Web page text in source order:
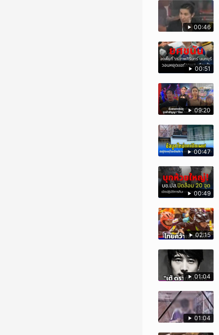
00:46
00:51
09:20
00:47
00:49
02:15
01:04
01:04